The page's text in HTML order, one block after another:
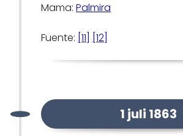
Mama:Palmira
Fuente: [11] [12]
1 juli 1863